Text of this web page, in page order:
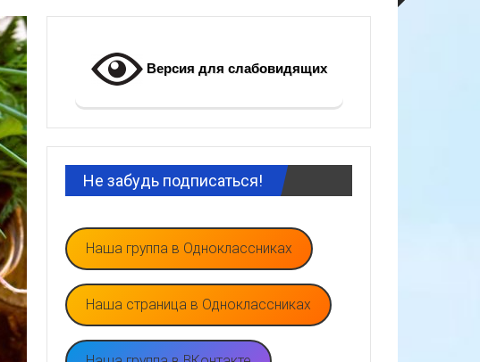
Версия для слабовидящих
Не забудь подписаться!
Наша группа в Одноклассниках
Наша страница в Одноклассниках